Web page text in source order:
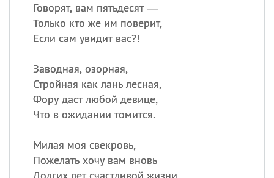
Говорят, вам пятьдесят —
Только кто же им поверит,
Если сам увидит вас?!
Заводная, озорная,
Стройная как лань лесная,
Фору даст любой девице,
Что в ожидании томится.
Милая моя свекровь,
Пожелать хочу вам вновь